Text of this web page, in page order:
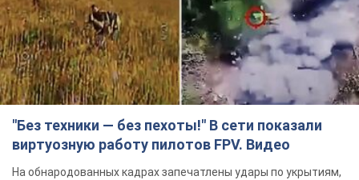
"Без техники — без пехоты!" В сети показали
виртуозную работу пилотов FPV. Видео
На обнародованных кадрах запечатлены удары по укрытиям,